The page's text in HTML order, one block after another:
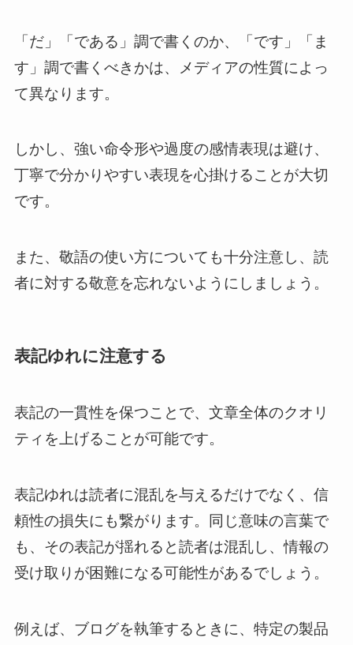
「だ」「である」調で書くのか、「です」「ま
す」調で書くべきかは、メディアの性質によっ
て異なります。
しかし、強い命令形や過度の感情表現は避け、
丁寧で分かりやすい表現を心掛けることが大切
です。
また、敬語の使い方についても十分注意し、読
者に対する敬意を忘れないようにしましょう。
表記ゆれに注意する
表記の一貫性を保つことで、文章全体のクオリ
ティを上げることが可能です。
表記ゆれは読者に混乱を与えるだけでなく、信
頼性の損失にも繋がります。同じ意味の言葉で
も、その表記が揺れると読者は混乱し、情報の
受け取りが困難になる可能性があるでしょう。
例えば、ブログを執筆するときに、特定の製品